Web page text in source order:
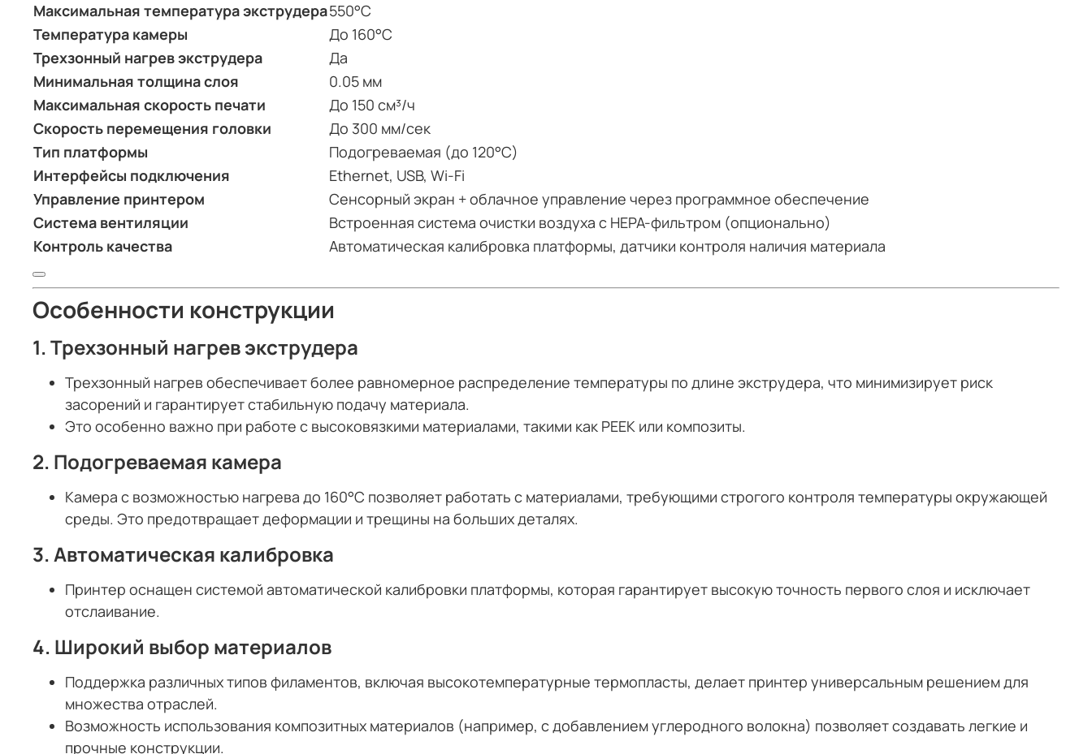
Максимальная температура экструдера550°C
Температура камеры
До 160°C
Трехзонный нагрев экструдера
Да
Минимальная толщина слоя
0.05 мм
Максимальная скорость печати
До 150 см³/ч
Скорость перемещения головки
До 300 мм/сек
Тип платформы
Подогреваемая (до 120°C)
Интерфейсы подключения
Ethernet, USB, Wi-Fi
Управление принтером
Сенсорный экран + облачное управление через программное обеспечение
Система вентиляции
Встроенная система очистки воздуха с HEPA-фильтром (опционально)
Контроль качества
Автоматическая калибровка платформы, датчики контроля наличия материала
Особенности конструкции
1.Трехзонный нагрев экструдера
Трехзонный нагрев обеспечивает более равномерное распределение температуры по длине экструдера, что минимизирует риск
засорений и гарантирует стабильную подачу материала.
Это особенно важно при работе с высоковязкими материалами, такими как PEEK или композиты.
2. Подогреваемая камера
Камера с возможностью нагрева до 160°C позволяет работать с материалами, требующими строгого контроля температуры окружающей
среды. Это предотвращает деформации и трещины на больших деталях.
3.Автоматическая калибровка
Принтер оснащен системой автоматической калибровки платформы, которая гарантирует высокую точность первого слоя и исключает
отслаивание.
4. Широкий выбор материалов
Поддержка различных типов филаментов, включая высокотемпературные термопласты, делает принтер универсальным решением для
множества отраслей.
Возможность использования композитных материалов (например, с добавлением углеродного волокна) позволяет создавать легкие и
прочные конструкции.